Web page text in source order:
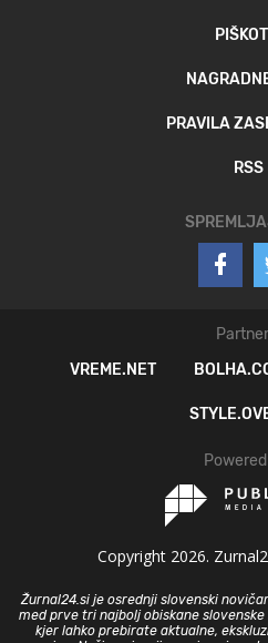
PRAVILA
RSS
VREME.NET
Copyright 2026.
Žurnal24.si je osrednji slovenski
med prve tri najbolj obiskane
kjer lahko prebirate aktualne,